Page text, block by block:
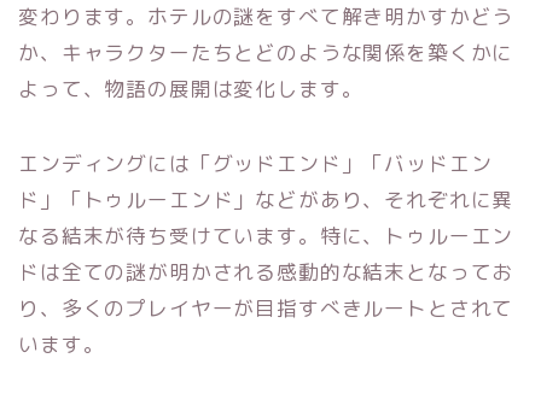
変わります。ホテルの謎をすべて解き明かすかどう
か、キャラクターたちとどのような関係を築くかに
よって、物語の展開は変化します。
エンディングには「グッドエンド」「バッドエン
ド」「トゥルーエンド」などがあり、それぞれに異
なる結末が待ち受けています。特に、トゥルーエン
ドは全ての謎が明かされる感動的な結末となってお
り、多くのプレイヤーが目指すべきルートとされて
います。